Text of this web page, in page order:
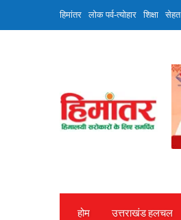
हिमांतर लोक पर्व-त्योहार शिक्षा सेहत
होम उत्तराखंड हलचल